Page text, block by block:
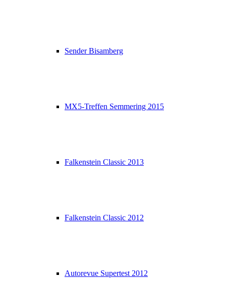
Sender Bisamberg
MX5-Treffen Semmering 2015
Falkenstein Classic 2013
Falkenstein Classic 2012
Autorevue Supertest 2012